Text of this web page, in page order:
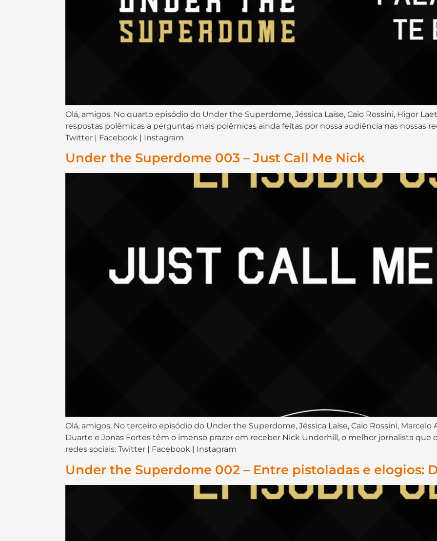
Olá, amigos. No quarto episódio do Under the Superdome, Jéssica Laíse, Caio Rossini, Higor
respostas polêmicas a perguntas mais polêmicas ainda feitas por nossa audiência nas nossas
Twitter | Facebook | Instagram
Under the Superdome 003 – Just Call Me Nick
Olá, amigos. No terceiro episódio do Under the Superdome, Jéssica Laíse, Caio Rossini, Marcelo
Duarte e Jonas Fortes têm o imenso prazer em receber Nick Underhill, o melhor jornalista que
redes sociais: Twitter | Facebook | Instagram
Under the Superdome 002 – Entre pistoladas e elogios: